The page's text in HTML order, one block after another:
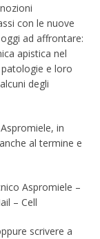
con le nuove
ad affrontare:
apistica nel
e loro
degli
in
al termine e
Aspromiele –
– Cell
scrivere a